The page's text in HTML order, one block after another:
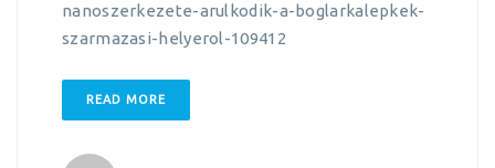
nanoszerkezete-arulkodik-a-boglarkalepkek-
szarmazasi-helyerol-109412
READ MORE